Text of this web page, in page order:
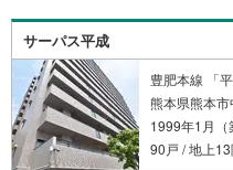
サーパス平成
豊肥本線 「
熊本県熊本
1999年1月（
90戸 / 地上